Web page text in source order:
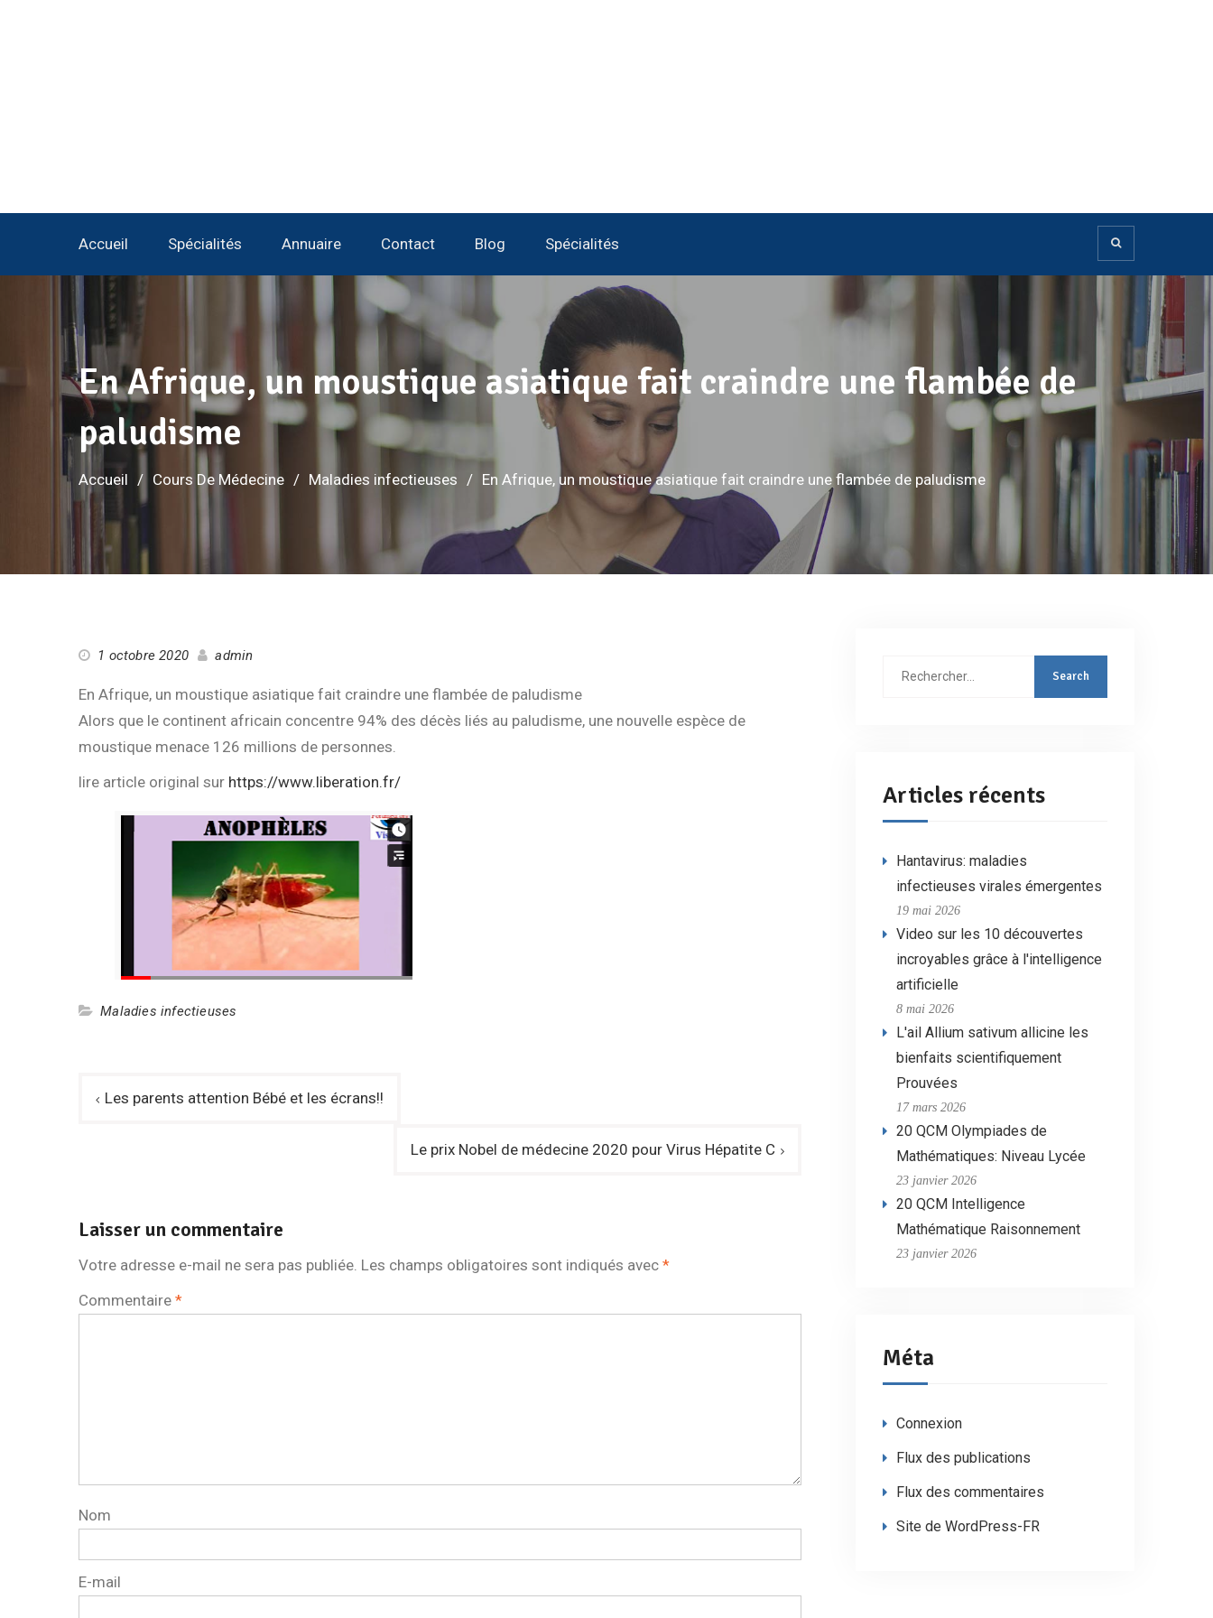
Accueil Spécialités Annuaire Contact Blog Spécialités
En Afrique, un moustique asiatique fait craindre une flambée de
paludisme
Accueil Cours De Médecine Maladies infectieuses En Afrique, un moustique asiatique fait craindre une flambée de paludisme
1 octobre 2020 admin
En Afrique, un moustique asiatique fait craindre une flambée de paludisme
Alors que le continent africain concentre 94% des décès liés au paludisme, une nouvelle espèce de
moustique menace 126 millions de personnes.
lire article original sur https://www.liberation.fr/
Maladies infectieuses
Navigation
Les parents attention Bébé et les écrans!!
Le prix Nobel de médecine 2020 pour Virus Hépatite C
Laisser un commentaire
Votre adresse e-mail ne sera pas publiée. Les champs obligatoires sont indiqués avec *
Commentaire *
Nom
E-mail
Rechercher
Articles récents
Hantavirus: maladies
infectieuses virales émergentes
19 mai 2026
Video sur les 10 découvertes
incroyables grâce à l'intelligence
artificielle
8 mai 2026
L'ail Allium sativum allicine les
bienfaits scientifiquement
Prouvées
17 mars 2026
20 QCM Olympiades de
Mathématiques: Niveau Lycée
23 janvier 2026
20 QCM Intelligence
Mathématique Raisonnement
23 janvier 2026
Méta
Connexion
Flux des publications
Flux des commentaires
Site de WordPress-FR